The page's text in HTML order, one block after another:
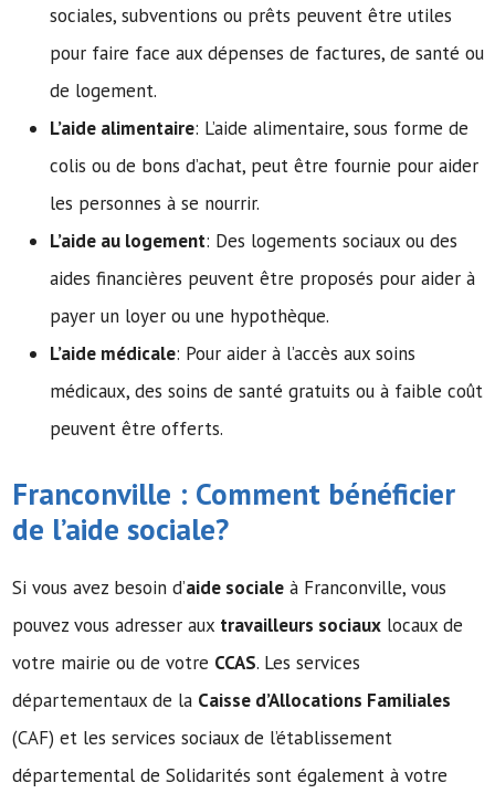
sociales, subventions ou prêts peuvent être utiles
pour faire face aux dépenses de factures, de santé ou
de logement.
L’aide alimentaire: L’aide alimentaire, sous forme de
colis ou de bons d’achat, peut être fournie pour aider
les personnes à se nourrir.
L’aide au logement: Des logements sociaux ou des
aides financières peuvent être proposés pour aider à
payer un loyer ou une hypothèque.
L’aide médicale: Pour aider à l’accès aux soins
médicaux, des soins de santé gratuits ou à faible coût
peuvent être offerts.
Franconville : Comment bénéficier
de l’aide sociale?
Si vous avez besoin d’aide sociale à Franconville, vous
pouvez vous adresser aux travailleurs sociaux locaux de
votre mairie ou de votre CCAS. Les services
départementaux de la Caisse d’Allocations Familiales
(CAF) et les services sociaux de l’établissement
départemental de Solidarités sont également à votre